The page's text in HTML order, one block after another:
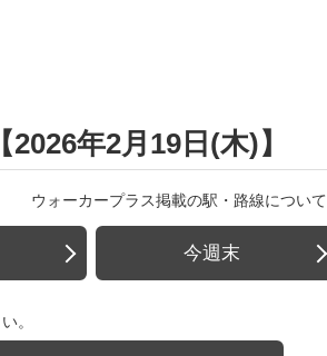
年2月19日(木)】
ウォーカープラス掲載の駅・路線について
今週末
。